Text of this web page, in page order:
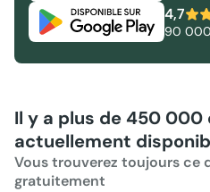
4,7
90
Il y a plus de 450
actuellement
Vous trouverez toujours ce
gratuitement